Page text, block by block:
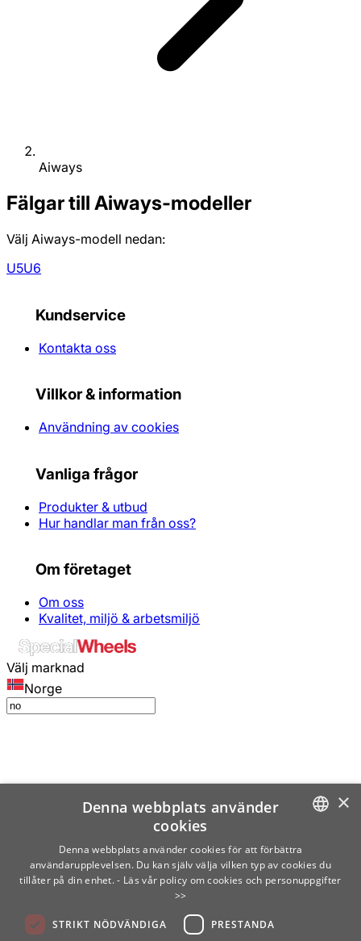
Aiways
Fälgar till Aiways-modeller
Välj Aiways-modell nedan:
U5U6
Kundservice
Kontakta oss
Villkor & information
Användning av cookies
Vanliga frågor
Produkter & utbud
Hur handlar man från oss?
Om företaget
Om oss
Kvalitet, miljö & arbetsmiljö
Välj marknad
Norge
SWEDISH
×
Denna webbplats använder
cookies
Denna webbplats använder cookies för att förbättra
användarupplevelsen. Du kan själv välja vilken typ av cookies du
tillåter på din enhet. - Läs vår policy om cookies och personuppgifter
>>
STRIKT NÖDVÄNDIGA PRESTANDA